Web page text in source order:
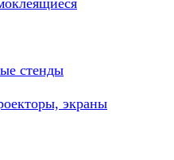
стенды
экраны